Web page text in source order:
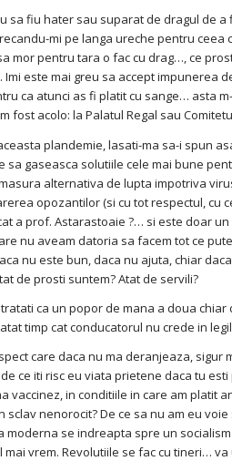
fiu hater sau suparat de dragul de a fi
mi pe langa ureche pentru
mor pentru tara o fac cu drag…, ce
Imi este mai greu sa accept impunerea
ca atunci as fi platit cu sange… asta
fost acolo: la Palatul Regal sau
plandemie, lasati-ma sa-i spun
sa gaseasca solutiile cele mai bune
alternativa de lupta impotriva
opozantilor (si cu tot respectul, cu
a prof. Astarastoaie ?… si este doar
nu aveam datoria sa facem tot ce
nu este bun, daca nu ajuta, chiar
de prosti suntem? Atat de servili?
ca un popor de mana a doua chiar
timp cat conducatorul nu crede in
care daca nu ma deranjeaza, sigur
ce iti risc eu viata prietene daca tu
vaccinez, in conditiile in care am platit
sclav nenorocit? De ce sa nu am eu
moderna se indreapta spre un
mai vrem. Revolutiile se fac cu tineri…